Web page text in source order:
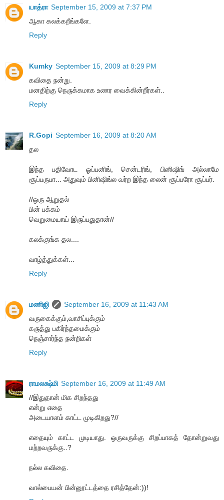
யாத்ரா September 15, 2009 at 7:37 PM
ஆகா கலக்கறீங்களே.
Reply
Kumky September 15, 2009 at 8:29 PM
கவிதை நன்று.
மனதிற்கு நெருக்கமாக உணர வைக்கின்றீர்கள்..
Reply
R.Gopi September 16, 2009 at 8:20 AM
தல‌
இந்த பதிவோட ஓப்பனிங், சென்டரிங், பினிஷிங் அல்லாமே
சூப்பருபா... அதுவும் பினிஷிங்ல வர்ற இந்த லைன் சூப்பரோ சூப்பர்.
//ஒரு ஆறுதல்
பின் பக்கம்
வெறுமையாய் இருப்பதுதான்//
கலக்குங்க தல....
வாழ்த்துக்கள்...
Reply
மணிஜி
September 16, 2009 at 11:43 AM
வருகைக்கும்,வாசிப்புக்கும்
கருத்து பகிர்ந்தமைக்கும்
நெஞ்சார்ந்த நன்றிகள்
Reply
ராமலக்ஷ்மி September 16, 2009 at 11:49 AM
//இதுதான் மிக சிறந்தது
என்று எதை
அடையாளம் காட்ட முடிகிறது?//
எதையும் காட்ட முடியாது. ஒருவருக்கு சிறப்பாகத் தோன்றுவது
மற்றவருக்கு..?
நல்ல கவிதை.
வால்பையன் பின்னூட்டத்தை ரசித்தேன்:))!